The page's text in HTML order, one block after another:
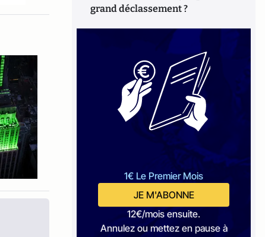
grand déclassement ?
1€ Le Premier Mois
JE M'ABONNE
12€/mois ensuite.
Annulez ou mettez en pause à